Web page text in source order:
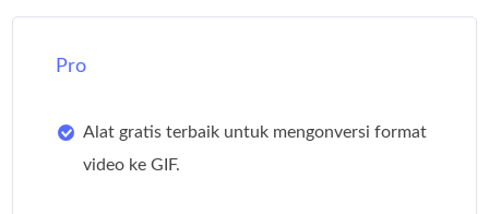
Pro
Alat gratis terbaik untuk mengonversi format
video ke GIF.